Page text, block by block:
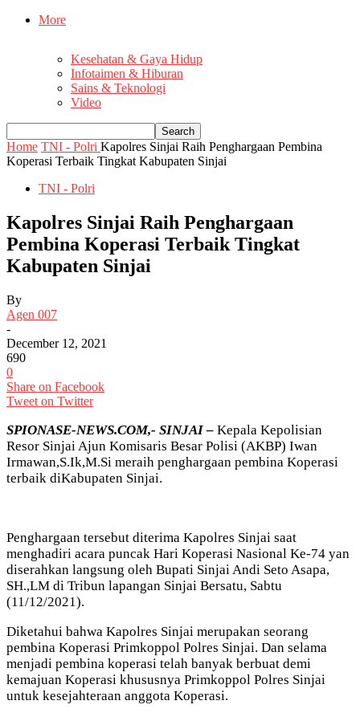
More
Kesehatan & Gaya Hidup
Infotaimen & Hiburan
Sains & Teknologi
Video
Home TNI - Polri Kapolres Sinjai Raih Penghargaan Pembina
Koperasi Terbaik Tingkat Kabupaten Sinjai
TNI - Polri
Kapolres Sinjai Raih Penghargaan
Pembina Koperasi Terbaik Tingkat
Kabupaten Sinjai
By
Agen 007
-
December 12, 2021
690
0
Share on Facebook
Tweet on Twitter
SPIONASE-NEWS.COM,- SINJAI – Kepala Kepolisian
Resor Sinjai Ajun Komisaris Besar Polisi (AKBP) Iwan
Irmawan,S.Ik,M.Si meraih penghargaan pembina Koperasi
terbaik diKabupaten Sinjai.
Penghargaan tersebut diterima Kapolres Sinjai saat
menghadiri acara puncak Hari Koperasi Nasional Ke-74 yan
diserahkan langsung oleh Bupati Sinjai Andi Seto Asapa,
SH.,LM di Tribun lapangan Sinjai Bersatu, Sabtu
(11/12/2021).
Diketahui bahwa Kapolres Sinjai merupakan seorang
pembina Koperasi Primkoppol Polres Sinjai. Dan selama
menjadi pembina koperasi telah banyak berbuat demi
kemajuan Koperasi khususnya Primkoppol Polres Sinjai
untuk kesejahteraan anggota Koperasi.